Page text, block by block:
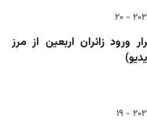
ورود زائران اربعین از مرز